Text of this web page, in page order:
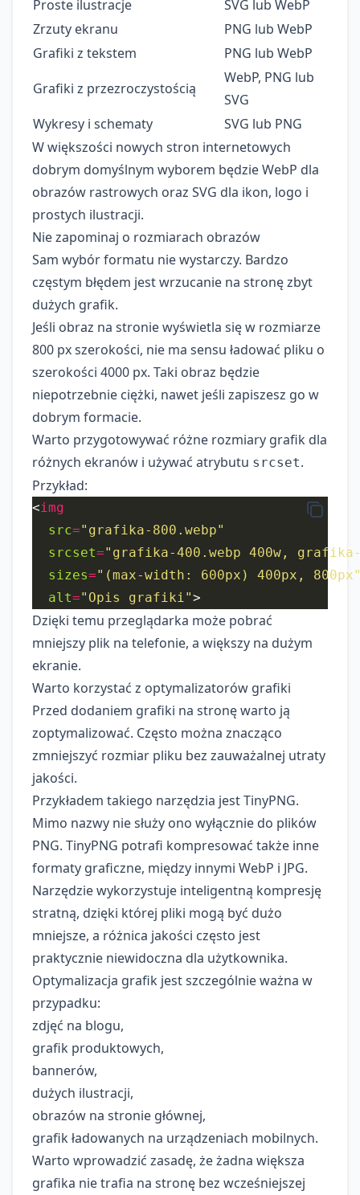
Proste ilustracje
SVG lub WebP
Zrzuty ekranu
PNG lub WebP
Grafiki z tekstem
PNG lub WebP
Grafiki z przezroczystością
WebP, PNG lub
SVG
Wykresy i schematy
SVG lub PNG
W większości nowych stron internetowych
dobrym domyślnym wyborem będzie WebP dla
obrazów rastrowych oraz SVG dla ikon, logo i
prostych ilustracji.
Nie zapominaj o rozmiarach obrazów
Sam wybór formatu nie wystarczy. Bardzo
częstym błędem jest wrzucanie na stronę zbyt
dużych grafik.
Jeśli obraz na stronie wyświetla się w rozmiarze
800 px szerokości, nie ma sensu ładować pliku o
szerokości 4000 px. Taki obraz będzie
niepotrzebnie ciężki, nawet jeśli zapiszesz go w
dobrym formacie.
Warto przygotowywać różne rozmiary grafik dla
różnych ekranów i używać atrybutu srcset.
Przykład:
<img
src="grafika-800.webp"
srcset="grafika-400.webp 400w, grafika-
sizes="(max-width: 600px) 400px,
alt="Opis grafiki"
Dzięki temu przeglądarka może pobrać
mniejszy plik na telefonie, a większy na dużym
ekranie.
Warto korzystać z optymalizatorów grafiki
Przed dodaniem grafiki na stronę warto ją
zoptymalizować. Często można znacząco
zmniejszyć rozmiar pliku bez zauważalnej utraty
jakości.
Przykładem takiego narzędzia jestTinyPNG.
Mimo nazwy nie służy ono wyłącznie do plików
PNG. TinyPNG potrafi kompresować także inne
formaty graficzne, między innymi WebP i JPG.
Narzędzie wykorzystuje inteligentną kompresję
stratną, dzięki której pliki mogą być dużo
mniejsze, a różnica jakości często jest
praktycznie niewidoczna dla użytkownika.
Optymalizacja grafik jest szczególnie ważna w
przypadku:
zdjęć na blogu,
grafik produktowych,
bannerów,
dużych ilustracji,
obrazów na stronie głównej,
grafik ładowanych na urządzeniach mobilnych.
Warto wprowadzić zasadę, że żadna większa
grafika nie trafia na stronę bez wcześniejszej